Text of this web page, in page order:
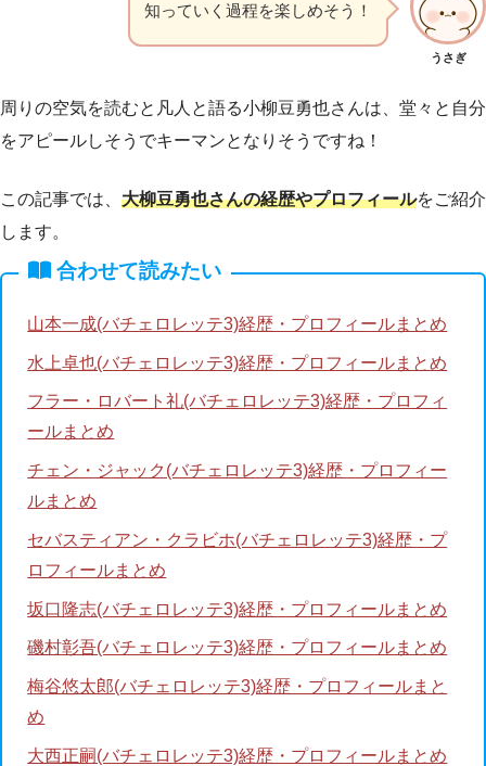
うさぎ
知っていく過程を楽しめそう！
周りの空気を読むと凡人と語る小柳豆勇也さんは、堂々と自分
をアピールしそうでキーマンとなりそうですね！
この記事では、 大柳豆勇也さんの経歴やプロフィールをご紹介
します。
合わせて読みたい
山本一成(バチェロレッテ3)経歴・プロフィールまとめ
水上卓也(バチェロレッテ3)経歴・プロフィールまとめ
フラー・ロバート礼(バチェロレッテ3)経歴・プロフィ
ールまとめ
チェン・ジャック(バチェロレッテ3)経歴・プロフィー
ルまとめ
セバスティアン・クラビホ(バチェロレッテ3)経歴・プ
ロフィールまとめ
坂口隆志(バチェロレッテ3)経歴・プロフィールまとめ
磯村彰吾(バチェロレッテ3)経歴・プロフィールまとめ
梅谷悠太郎(バチェロレッテ3)経歴・プロフィールまと
め
大西正嗣(バチェロレッテ3)経歴・プロフィールまとめ